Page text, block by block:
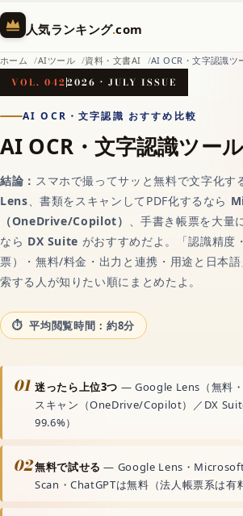
人気ランキング.com
対話
AIチ
文字
ホーム AIツール 資料・文書AI AI OCR・文字認識ツ
VOL. 0422026 · JULY ISSUE
AI OCR・文字認識 おすすめ比較
AI OCR・文字認識ツー
結論： スマホで撮ってサッと無料で文字化す
Lens、書類をスキャンしてPDF化するなら
（OneDrive/Copilot） 、手書き帳票を大量
なら DX Suite がおすすめだよ。「認識精度
票）・無料/料金・出力と連携・用途と日本
索する人が知りたい順にまとめたよ。
平均閲覧時間：約8分
01 迷ったら上位3つ — Google Lens（無料
スキャン（OneDrive/Copilot）／DX
99.6%）
02無料で試せる — Google Lens・
Scan・ChatGPTは無料（法人帳票系は有